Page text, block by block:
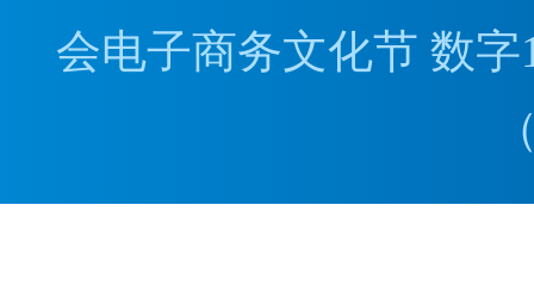
会电子商务文化节 数